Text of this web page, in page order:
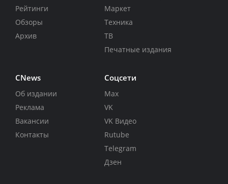
Рейтинги
Обзоры
Архив
Маркет
Техника
ТВ
Печатные издания
CNews
Об издании
Реклама
Вакансии
Контакты
Соцсети
Max
VK
VK Видео
Rutube
Telegram
Дзен